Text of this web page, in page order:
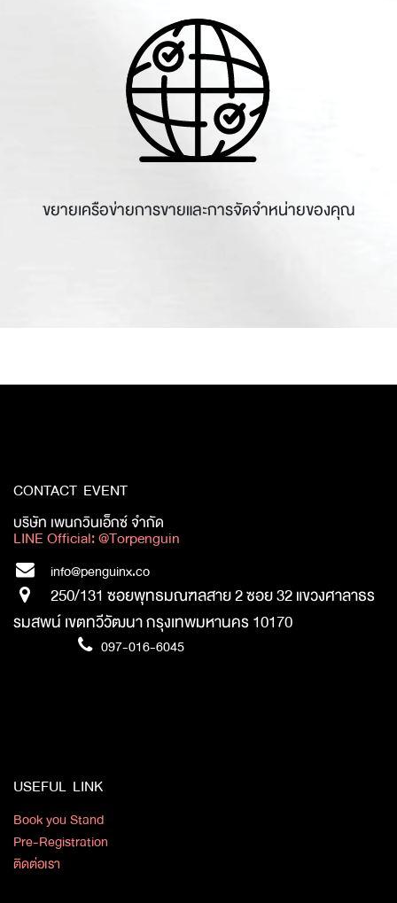
ขยายเครือข่ายการขายและการจัดจำหน่ายของคุณ
CONTACT EVENT
บริษัท เพนกวินเอ็กซ์ จำกัด
LINE Official: @Torpenguin
info@penguinx.co
250/131 ซอยพุทธมณฑลสาย 2 ซอย 32 แขวงศาลาธร
รมสพน์ เขตทวีวัฒนา กรุงเทพมหานคร 10170
097-016-6045
USEFUL LINK
Book you Stand
Pre-Registration
ติดต่อเรา